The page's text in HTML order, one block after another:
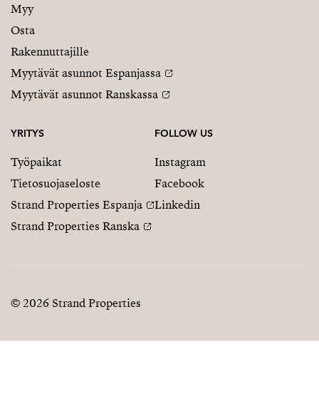
Myy
Osta
Rakennuttajille
Myytävät asunnot Espanjassa
Myytävät asunnot Ranskassa
YRITYS
Työpaikat
Tietosuojaseloste
Strand Properties Espanja
Strand Properties Ranska
FOLLOW US
Instagram
Facebook
Linkedin
© 2026 Strand Properties